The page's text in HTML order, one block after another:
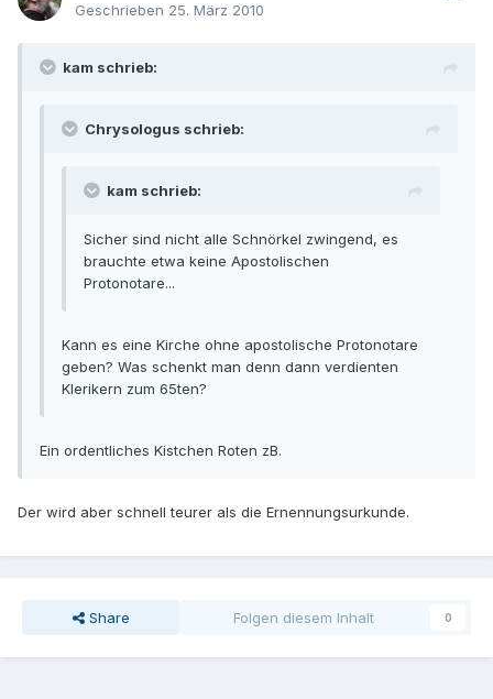
Geschrieben 25. März 2010
kam schrieb:
Chrysologus schrieb:
kam schrieb:
Sicher sind nicht alle Schnörkel zwingend, es
brauchte etwa keine Apostolischen
Protonotare...
Kann es eine Kirche ohne apostolische Protonotare
geben? Was schenkt man denn dann verdienten
Klerikern zum 65ten?
Ein ordentliches Kistchen Roten zB.
Der wird aber schnell teurer als die Ernennungsurkunde.
Share Folgen diesem Inhalt 0